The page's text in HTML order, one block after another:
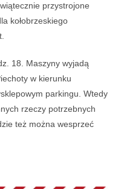
przystrojone
kołobrzeskiego
18. Maszyny wyjadą
w kierunku
parkingu. Wtedy
rzeczy potrzebnych
też można wesprzeć